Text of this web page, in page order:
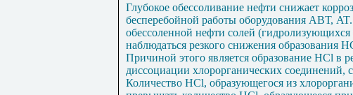
Глубокое обессоливание нефти снижает
бесперебойной работы оборудования АВТ, AT
обессоленной нефти солей
наблюдаться резкого снижения образования
Причиной этого является образование НСl в
диссоциации хлорорганических соединений,
Количество НСl, образующегося из